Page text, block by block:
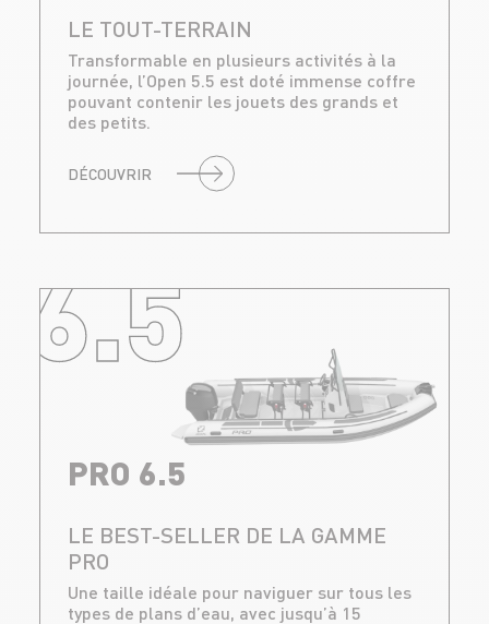
LE TOUT-TERRAIN
Transformable en plusieurs activités à la
journée, l’Open 5.5 est doté immense coffre
pouvant contenir les jouets des grands et
des petits.
DÉCOUVRIR
6.5
PRO 6.5
LE BEST-SELLER DE LA GAMME
PRO
Une taille idéale pour naviguer sur tous les
types de plans d’eau, avec jusqu’à 15